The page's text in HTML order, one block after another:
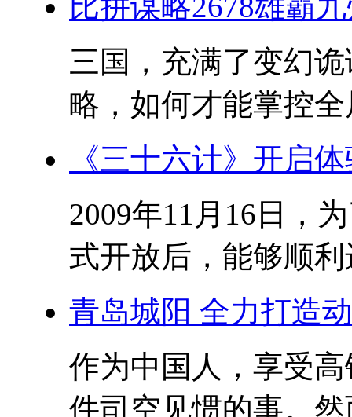
三国，充满了变幻
略，如何才能掌控
《三十六计》开启
2009年11月16日，
式开放后，能够顺
青岛城阳 全力打造
作为中国人，享受
件司空见惯的事。